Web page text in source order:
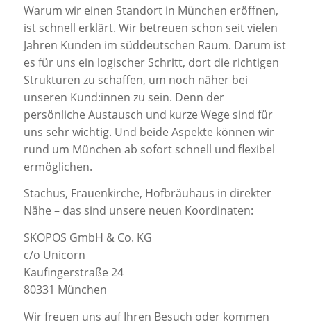
Warum wir einen Standort in München eröffnen,
ist schnell erklärt. Wir betreuen schon seit vielen
Jahren Kunden im süddeutschen Raum. Darum ist
es für uns ein logischer Schritt, dort die richtigen
Strukturen zu schaffen, um noch näher bei
unseren Kund:innen zu sein. Denn der
persönliche Austausch und kurze Wege sind für
uns sehr wichtig. Und beide Aspekte können wir
rund um München ab sofort schnell und flexibel
ermöglichen.
Stachus, Frauenkirche, Hofbräuhaus in direkter
Nähe – das sind unsere neuen Koordinaten:
SKOPOS GmbH & Co. KG
c/o Unicorn
Kaufingerstraße 24
80331 München
Wir freuen uns auf Ihren Besuch oder kommen